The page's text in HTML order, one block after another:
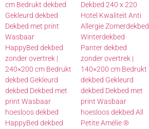
cm Bedrukt dekbed
Gekleurd dekbed
Dekbed met print
Wasbaar
HappyBed dekbed
zonder overtrek |
240×200 cm Bedrukt
dekbed Gekleurd
dekbed Dekbed met
print Wasbaar
hoesloos dekbed
HappyBed dekbed
Dekbed 240 x 220
Hotel Kwaliteit Anti
Allergie Zomerdekbed
Winterdekbed
Panter dekbed
zonder overtrek |
140×200 cm Bedrukt
dekbed Gekleurd
dekbed Dekbed met
print Wasbaar
hoesloos dekbed All
Petite Amélie ®